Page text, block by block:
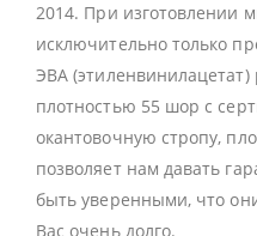
2014. При изготовлении
исключительно только
ЭВА (этиленвинилацетат)
плотностью 55 шор с
окантовочную стропу,
позволяет нам давать
быть уверенными, что
Вас очень долго.